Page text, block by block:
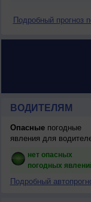
Подробный прогноз
ВОДИТЕЛЯМ
Опасныепогодные
явления для
нет опасных
погодных
Подробный